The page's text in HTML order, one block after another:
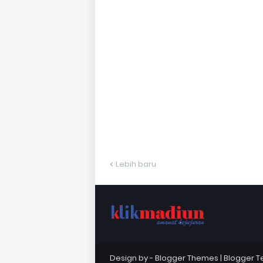
Lebih baru
Design by - Blogger Themes | Blogger